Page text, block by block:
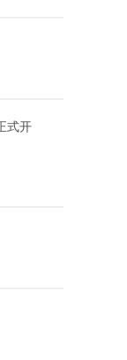
式开